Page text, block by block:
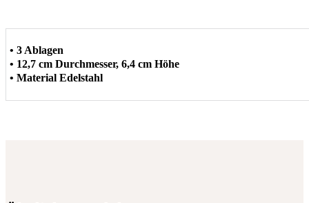
• 3 Ablagen
• 12,7 cm Durchmesser, 6,4 cm Höhe
• Material Edelstahl